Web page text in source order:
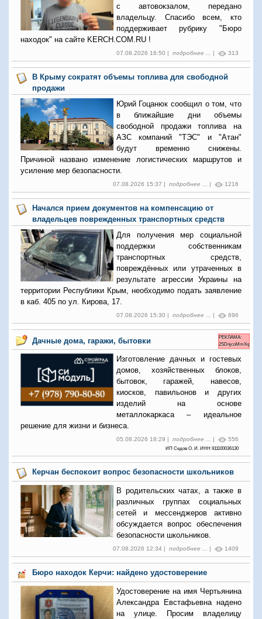
с автовокзалом, передано
владельцу. Спасибо всем, кто
поддерживает рубрику "Бюро
находок" на сайте KERCH.COM.RU !
07.08.2026 16:50 | подробнее ... | 313
В Крыму сократят объемы топлива для свободной
продажи
Юрий Гоцанюк сообщил о том, что
в ближайшие дни объемы
свободной продажи топлива на
АЗС компаний "ТЭС" и "Атан"
будут временно снижены.
Причиной названо изменение логистических маршрутов и
усиление мер безопасности.
07.08.2026 15:37 | подробнее ... | 1216
Начался прием документов на компенсацию от
владельцев поврежденных транспортных средств
Для получения мер социальной
поддержки собственникам
транспортных средств,
повреждённых или утраченных в
результате агрессии Украины на
территории Республики Крым, необходимо подать заявление
в каб. 405 по ул. Кирова, 17.
07.08.2026 15:30 | подробнее ... | 696
Дачные дома, гаражи, бытовки
РЕКЛАМА:
2SDnjcoMmXq
Изготовление дачных и гостевых
домов, хозяйственных блоков,
бытовок, гаражей, навесов,
киосков, павильонов и других
изделий на основе
металлокаркаса – идеальное
решение для жизни и бизнеса.
05.08.2026 18:29 | подробнее ... | 556
ИП Седов О. И. ИНН 911100036130
Керчан беспокоит вопрос безопасности школьников
В родительских чатах, а также в
различных группах социальных
сетей и мессенджеров активно
обсуждается вопрос обеспечения
безопасности школьников.
07.08.2026 12:34 | подробнее ... | 1409
Бюро находок Керчи: найдено удостоверение
Удостоверение на имя Чертьянина
Александра Евстафьевна надено
на улице. Просим владелицу